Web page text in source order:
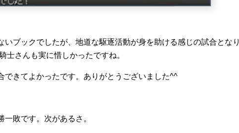
いブックでしたが、地道な駆逐活動が身を助ける感じの試合となり
士さんも実に惜しかったですね。
できてよかったです。ありがとうございました^^
敗です。次があるさ。